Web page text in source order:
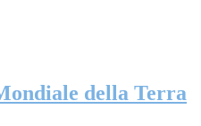
della Terra